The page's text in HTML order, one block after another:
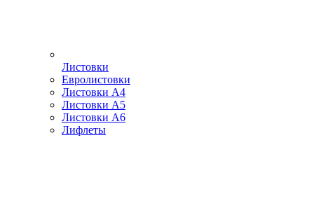
Листовки
Евролистовки
Листовки А4
Листовки А5
Листовки А6
Лифлеты